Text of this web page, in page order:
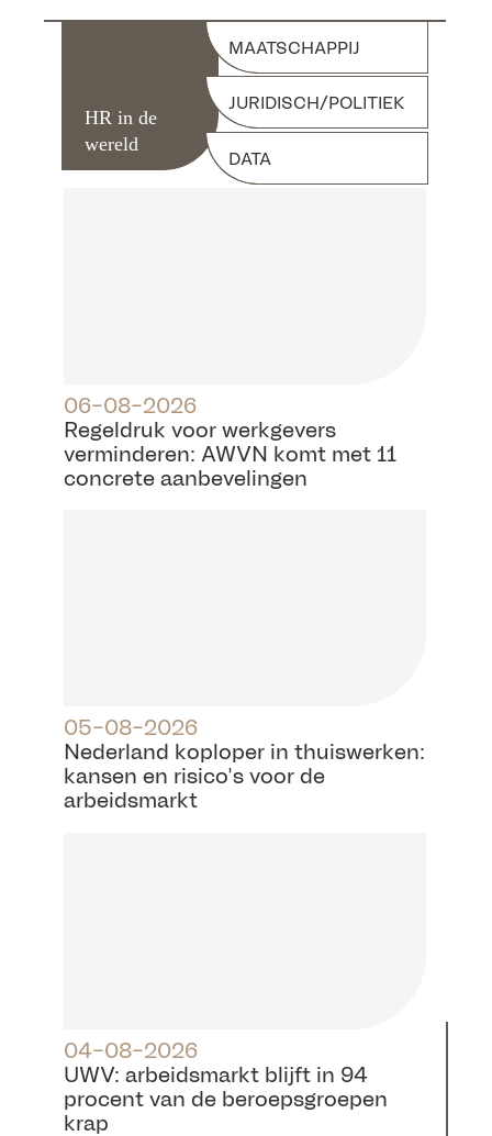
HR in de
wereld
MAATSCHAPPIJ
JURIDISCH/POLITIEK
DATA
06-08-2026
Regeldruk voor werkgevers
verminderen: AWVN komt met 11
concrete aanbevelingen
05-08-2026
Nederland koploper in thuiswerken:
kansen en risico’s voor de
arbeidsmarkt
04-08-2026
UWV: arbeidsmarkt blijft in 94
procent van de beroepsgroepen
krap